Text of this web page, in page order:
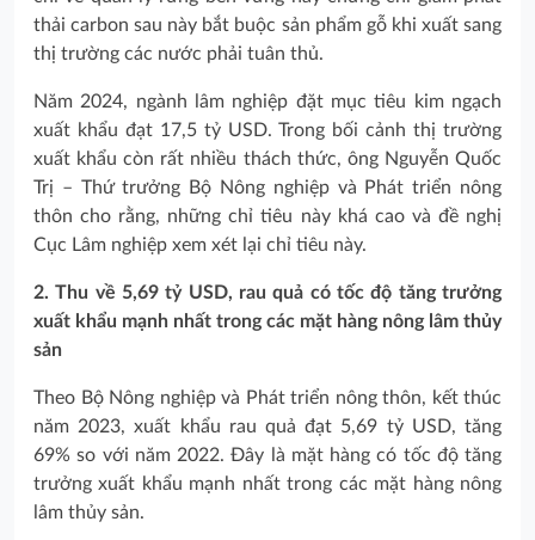
thải carbon sau này bắt buộc sản phẩm gỗ khi xuất sang
thị trường các nước phải tuân thủ.
Năm 2024, ngành lâm nghiệp đặt mục tiêu kim ngạch
xuất khẩu đạt 17,5 tỷ USD. Trong bối cảnh thị trường
xuất khẩu còn rất nhiều thách thức, ông Nguyễn Quốc
Trị – Thứ trưởng Bộ Nông nghiệp và Phát triển nông
thôn cho rằng, những chỉ tiêu này khá cao và đề nghị
Cục Lâm nghiệp xem xét lại chỉ tiêu này.
2. Thu về 5,69 tỷ USD, rau quả có tốc độ tăng trưởng
xuất khẩu mạnh nhất trong các mặt hàng nông lâm thủy
sản
Theo Bộ Nông nghiệp và Phát triển nông thôn, kết thúc
năm 2023, xuất khẩu rau quả đạt 5,69 tỷ USD, tăng
69% so với năm 2022. Đây là mặt hàng có tốc độ tăng
trưởng xuất khẩu mạnh nhất trong các mặt hàng nông
lâm thủy sản.